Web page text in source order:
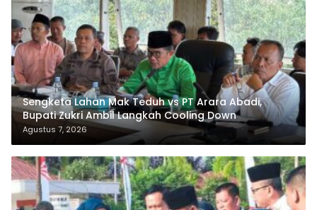
Sengketa Lahan Mak Teduh vs PT Arara Abadi,
Bupati Zukri Ambil Langkah Cooling Down
Agustus 7, 2026